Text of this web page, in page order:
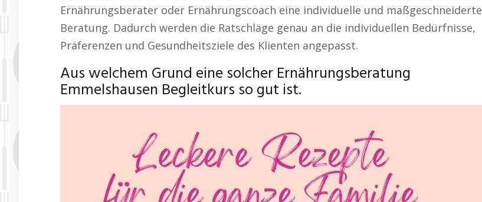
Ernährungsberater oder Ernährungscoach eine individuelle und maßgeschneiderte
Beratung. Dadurch werden die Ratschläge genau an die individuellen Bedürfnisse,
Präferenzen und Gesundheitsziele des Klienten angepasst.
Aus welchem Grund eine solcher Ernährungsberatung
Emmelshausen Begleitkurs so gut ist.